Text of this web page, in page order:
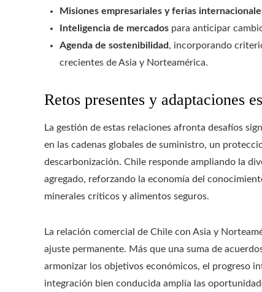
Misiones empresariales y ferias
Inteligencia de mercados para anticipar
Agenda de sostenibilidad, incorporando
crecientes de Asia y Norteamérica.
Retos presentes y adaptaciones
La gestión de estas relaciones afronta desafíos
en las cadenas globales de suministro, un
descarbonización. Chile responde ampliando la
agregado, reforzando la economía del
minerales críticos y alimentos seguros.
La relación comercial de Chile con Asia y
ajuste permanente. Más que una suma de
armonizar los objetivos económicos, el progreso
integración bien conducida amplía las